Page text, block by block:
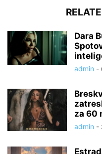
Dara
admin -
za 60
admin -